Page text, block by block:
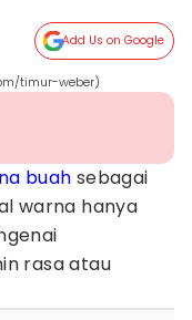
Add Us on Google
timur-weber)
buah sebagai
warna hanya
rasa atau